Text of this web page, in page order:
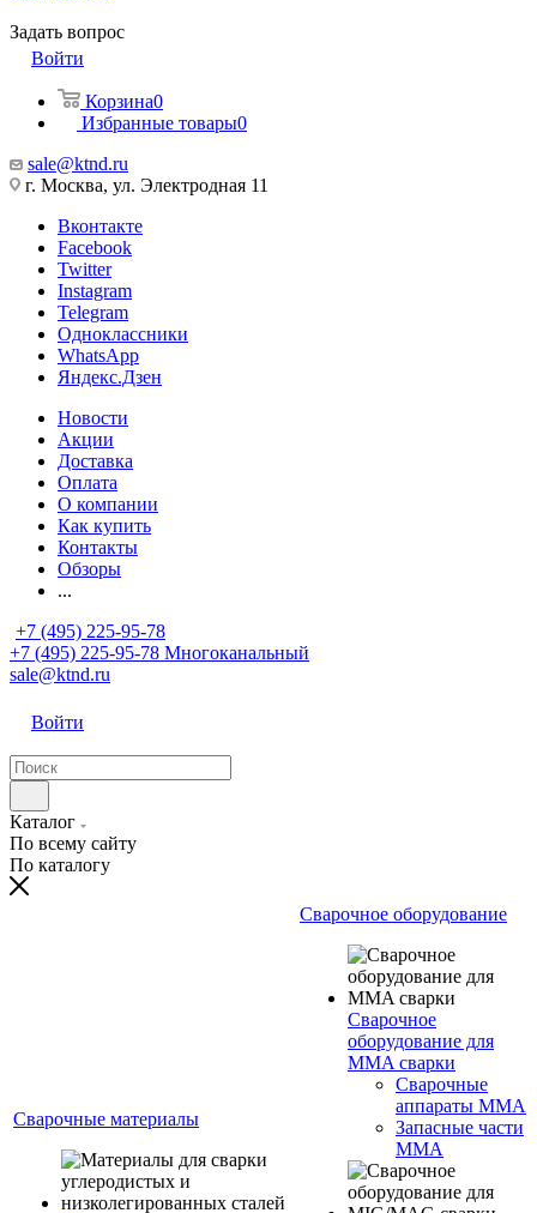
Задать вопрос
Войти
Корзина0
Избранные товары0
sale@ktnd.ru
г. Москва, ул. Электродная 11
Вконтакте
Facebook
Twitter
Instagram
Telegram
Одноклассники
WhatsApp
Яндекс.Дзен
Новости
Акции
Доставка
Оплата
О компании
Как купить
Контакты
Обзоры
...
+7 (495) 225-95-78
+7 (495) 225-95-78 Многоканальный
sale@ktnd.ru
Войти
Каталог
По всему сайту
По каталогу
Сварочные материалы
Сварочное оборудование
Сварочное
оборудование для
MMA сварки
Сварочные
аппараты MMA
Запасные части
MMA